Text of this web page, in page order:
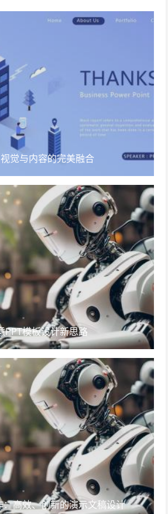
觉与内容的完美融合
PPT模板设计新思路
：高效、创新的演示文稿设计